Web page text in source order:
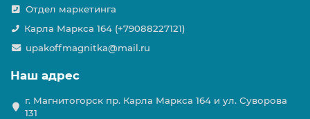
Отдел маркетинга
Карла Маркса 164 (+79088227121)
upakoffmagnitka@mail.ru
Наш адрес
г. Магнитогорск пр. Карла Маркса 164 и ул. Суворова
131